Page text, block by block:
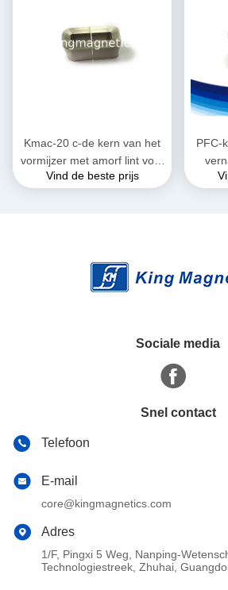
Kmac-20 c-de kern van het
vormijzer met amorf lint voor
grote huidige reactor
Vind de beste prijs
PFC-
Sociale media
Snel contact
Telefoon
E-mail
core@kingmagnetics.com
Adres
1/F, Pingxi 5 Weg, Nanping-
Technologiestreek, Zhuhai,